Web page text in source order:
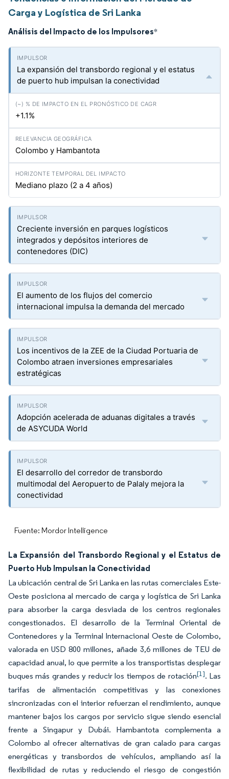
Carga y Logística de Sri Lanka
Análisis del Impacto de los Impulsores*
La expansión del transbordo regional y el estatus
de puerto hub impulsan la conectividad
+1.1%
Colombo y Hambantota
Mediano plazo (2 a 4 años)
Creciente inversión en parques logísticos
integrados y depósitos interiores de
contenedores (DIC)
El aumento de los flujos del comercio
internacional impulsa la demanda del mercado
Los incentivos de la ZEE de la Ciudad Portuaria de
Colombo atraen inversiones empresariales
estratégicas
Adopción acelerada de aduanas digitales a través
de ASYCUDA World
El desarrollo del corredor de transbordo
multimodal del Aeropuerto de Palaly mejora la
conectividad
Fuente: Mordor Intelligence
La Expansión del Transbordo Regional y el Estatus de
Puerto Hub Impulsan la Conectividad
La ubicación central de Sri Lanka en las rutas comerciales Este-
Oeste posiciona al mercado de carga y logística de Sri Lanka
para absorber la carga desviada de los centros regionales
congestionados. El desarrollo de la Terminal Oriental de
Contenedores y la Terminal Internacional Oeste de Colombo,
valorada en USD 800 millones, añade 3,6 millones de TEU de
capacidad anual, lo que permite a los transportistas desplegar
buques más grandes y reducir los tiempos de rotación[1]. Las
tarifas de alimentación competitivas y las conexiones
sincronizadas con el interior refuerzan el rendimiento, aunque
mantener bajos los cargos por servicio sigue siendo esencial
frente a Singapur y Dubái. Hambantota complementa a
Colombo al ofrecer alternativas de gran calado para cargas
energéticas y transbordos de vehículos, ampliando así la
flexibilidad de rutas y reduciendo el riesgo de congestión